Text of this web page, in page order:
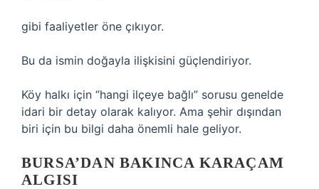
gibi faaliyetler öne çıkıyor.
Bu da ismin doğayla ilişkisini güçlendiriyor.
Köy halkı için “hangi ilçeye bağlı” sorusu genelde
idari bir detay olarak kalıyor. Ama şehir dışından
biri için bu bilgi daha önemli hale geliyor.
BURSA’DAN BAKINCA KARAÇAM
ALGISI